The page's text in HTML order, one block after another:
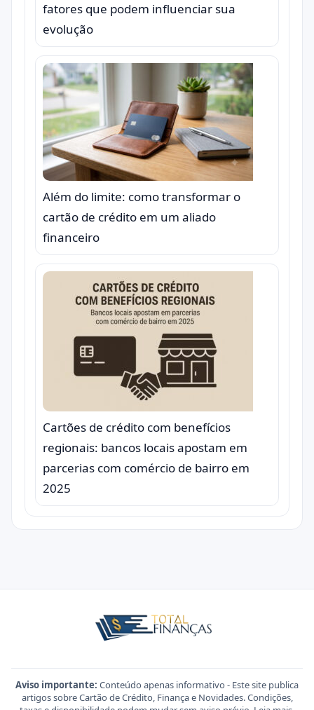
fatores que podem influenciar sua
evolução
Além do limite: como transformar o
cartão de crédito em um aliado
financeiro
Cartões de crédito com benefícios
regionais: bancos locais apostam em
parcerias com comércio de bairro em
2025
Aviso importante: Conteúdo apenas informativo - Este site publica
artigos sobre Cartão de Crédito, Finança e Novidades. Condições,